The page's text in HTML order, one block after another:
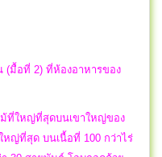
(มื้อที่ 2) ที่ห้องอาหารของ
ที่ใหญ่ที่สุดบนเขาใหญ่ของ
หญ่ที่สุด บนเนื้อที่ 100 กว่าไร่